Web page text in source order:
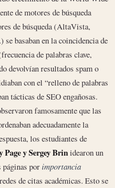
de motores de búsqueda
de búsqueda (AltaVista,
basaban en la coincidencia de
de palabras clave,
devolvían resultados spam o
con el “relleno de palabras
tácticas de SEO engañosas.
famosamente que las
adecuadamente la
los estudiantes de
Page y Sergey Brinidearon un
páginas por importancia
de citas académicas. Esto se